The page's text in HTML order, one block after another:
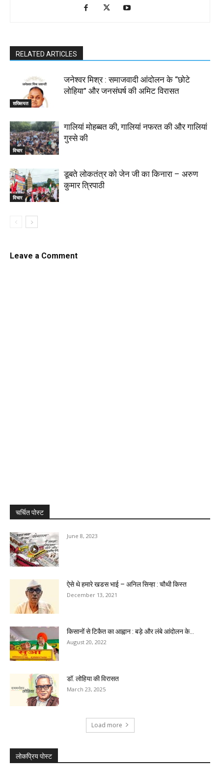
RELATED ARTICLES
शख्सियत
जनेश्वर मिश्र : समाजवादी आंदोलन के “छोटे
लोहिया” और जनसंघर्ष की अमिट विरासत
विचार
गालियां मोहब्बत की, गालियां नफरत की और गालियां
गुस्से की
विचार
डूबते लोकतंत्र को जेन जी का किनारा – अरुण
कुमार त्रिपाठी
Leave a Comment
चर्चित पोस्ट
June 8, 2023
ऐसे थे हमारे खडस भाई – अनिल सिन्हा : चौथी किस्त
December 13, 2021
किसानों से टिकैत का आह्वान : बड़े और लंबे आंदोलन के...
August 20, 2022
डॉ. लोहिया की विरासत
March 23, 2025
Load more
लोकप्रिय पोस्ट